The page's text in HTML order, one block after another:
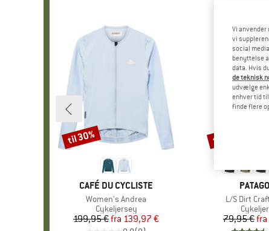
MÆRKE
CAFÉ DU CYCLISTE
Artikel
Women's Andrea
Produktgruppe
Cykeljersey
Pris
199,95 € Nedsat pris
fra 139,97 €
Rabat
til 30%
MÆRKE
Artikel
L/S Dirt
79,95 €fra
Rabat
til 43%
Vi
vi
social
benyttelse
data. Hvis
de teknisk
udvælge
enhver tid
finde flere